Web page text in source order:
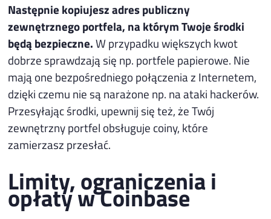
Następnie kopiujesz adres publiczny
zewnętrznego portfela, na którym Twoje środki
będą bezpieczne.W przypadku większych kwot
dobrze sprawdzają się np. portfele papierowe. Nie
mają one bezpośredniego połączenia z Internetem,
dzięki czemu nie są narażone np. na ataki hackerów.
Przesyłając środki, upewnij się też, że Twój
zewnętrzny portfel obsługuje coiny, które
zamierzasz przesłać.
Limity, ograniczenia i
opłaty w Coinbase